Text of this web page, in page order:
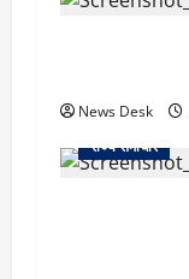
News Desk
राज्य समाचार